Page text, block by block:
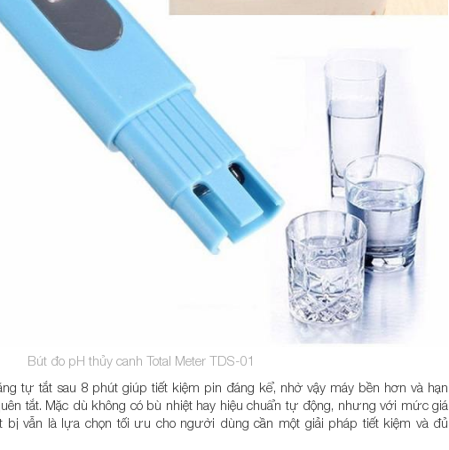
Bút đo pH thủy canh Total Meter TDS-01
tự tắt sau 8 phút giúp tiết kiệm pin đáng kể, nhờ vậy máy bền hơn và hạn
tắt. Mặc dù không có bù nhiệt hay hiệu chuẩn tự động, nhưng với mức giá
bị vẫn là lựa chọn tối ưu cho người dùng cần một giải pháp tiết kiệm và đủ